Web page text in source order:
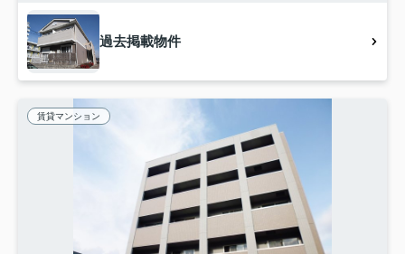
過去掲載物件
賃貸マンション